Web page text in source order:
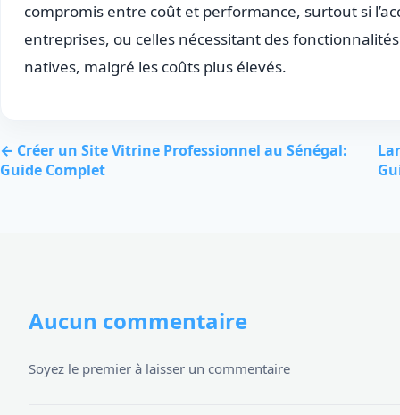
compromis entre coût et performance, surtout si
entreprises, ou celles nécessitant des
natives, malgré les coûts plus élevés.
← Créer un Site Vitrine Professionnel au Sénégal:
Guide Complet
Aucun commentaire
Soyez le premier à laisser un commentaire